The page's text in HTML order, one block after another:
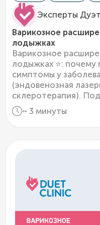
Эксперты
Варикозное
лодыжках
Варикозное
лодыжках ⭐: почему
симптомы у
(эндовенозная
склеротерапия).
~ 3 минуты